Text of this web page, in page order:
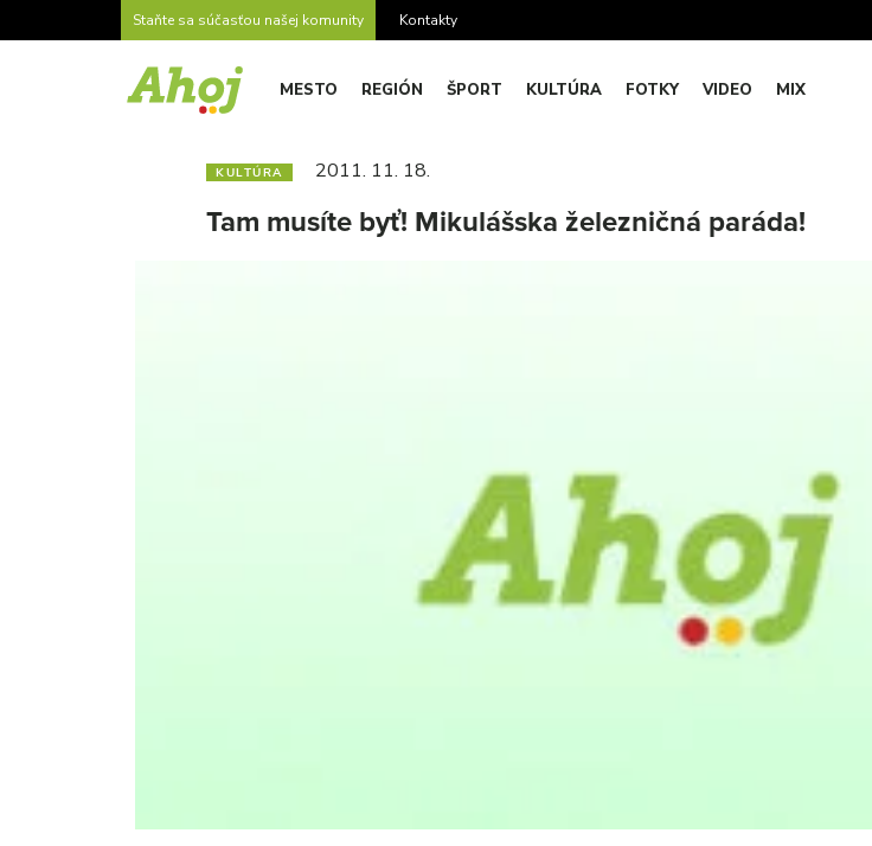
Staňte sa súčasťou našej komunity Kontakty
MESTO REGIÓN ŠPORT KULTÚRA FOTKY VIDEO MIX
KULTÚRA 2011. 11. 18.
Tam musíte byť! Mikulášska železničná paráda!